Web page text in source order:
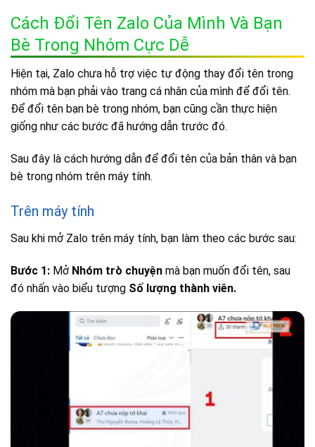
Cách Đổi Tên Zalo Của Mình Và Bạn
Bè Trong Nhóm Cực Dễ
Hiện tại, Zalo chưa hỗ trợ việc tự động thay đổi tên trong
nhóm mà bạn phải vào trang cá nhân của mình để đổi tên.
Để đổi tên bạn bè trong nhóm, bạn cũng cần thực hiện
giống như các bước đã hướng dẫn trước đó.
Sau đây là cách hướng dẫn để đổi tên của bản thân và bạn
bè trong nhóm trên máy tính.
Trên máy tính
Sau khi mở Zalo trên máy tính, bạn làm theo các bước sau:
Bước 1: Mở Nhóm trò chuyện mà bạn muốn đổi tên, sau
đó nhấn vào biểu tượng Số lượng thành viên.